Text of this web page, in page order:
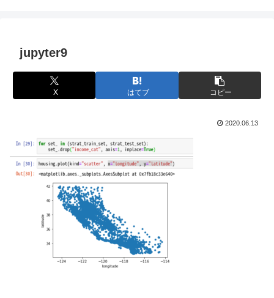
jupyter9
X はてブ コピー
2020.06.13